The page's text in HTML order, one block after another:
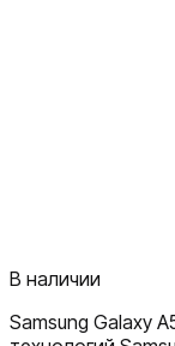
В наличии
Samsung Galaxy